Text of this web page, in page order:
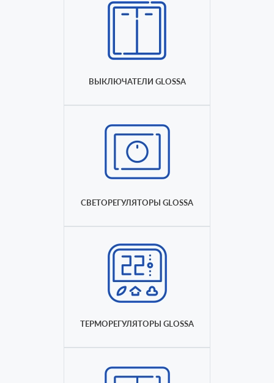
ВЫКЛЮЧАТЕЛИ GLOSSA
СВЕТОРЕГУЛЯТОРЫ GLOSSA
ТЕРМОРЕГУЛЯТОРЫ GLOSSA